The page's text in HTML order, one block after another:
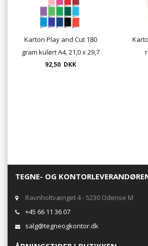
Karton Play and Cut 180
gram kulørt A4, 21,0 x 29,7
cm, 23 farver, 100 ark. pr.
92,50 DKK
TEGNE- OG
Ravnholtvænget 4 - 5230 Odense M
+45 66 11 36 07
salg@tegneogkontor.dk